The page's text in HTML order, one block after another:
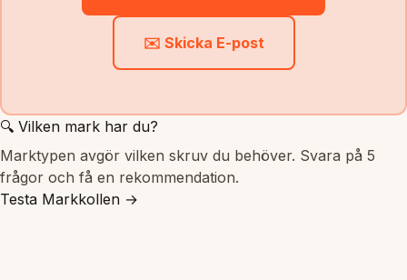
✉️ Skicka E-post
🔍 Vilken mark har du?
Marktypen avgör vilken skruv du behöver. Svara på 5
frågor och få en rekommendation.
Testa Markkollen →